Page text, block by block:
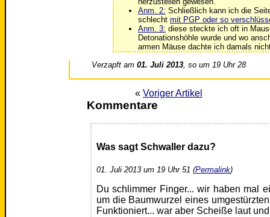
Anm. 2: Schließlich kann ich die
schlecht mit PGP oder so
Anm. 3: diese steckte ich oft in
Detonationshöhle wurde und wo
armen Mäuse dachte ich damals
Verzapft am01. Juli 2013, so um 19 Uhr 28
« Voriger Artikel
Kommentare
Was sagt Schwaller dazu?
01. Juli 2013 um 19 Uhr 51 (Permalink)
Du schlimmer Finger... wir haben mal
um die Baumwurzel eines
Funktioniert... war aber Scheiße laut